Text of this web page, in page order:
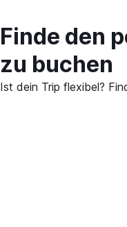
Finde den
zu buchen
Ist dein Trip flexibel?